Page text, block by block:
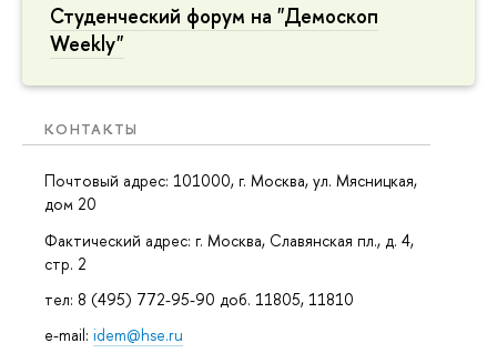
Студенческий форум на "Демоскоп
Weekly"
КОНТАКТЫ
Почтовый адрес: 101000, г. Москва, ул. Мясницкая,
дом 20
Фактический адрес: г. Москва, Славянская пл., д. 4,
стр. 2
тел: 8 (495) 772-95-90 доб. 11805, 11810
e-mail: idem@hse.ru